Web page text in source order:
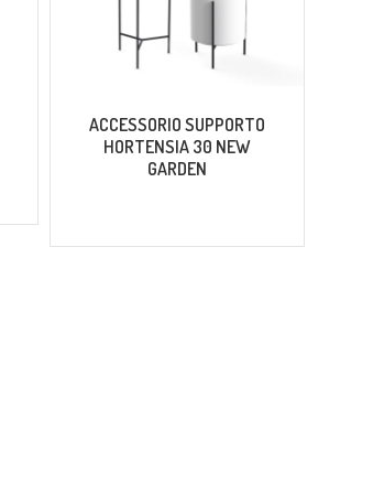
ACCESSORIO SUPPORTO
HORTENSIA 30 NEW
GARDEN